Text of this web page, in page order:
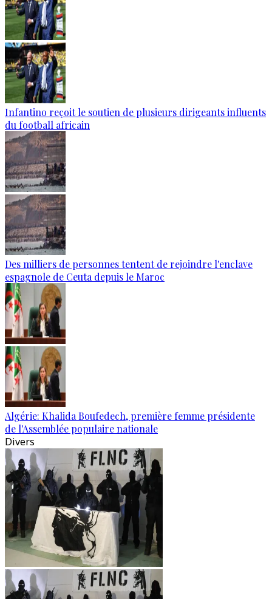
Infantino reçoit le soutien de plusieurs dirigeants influents
du football africain
Des milliers de personnes tentent de rejoindre l'enclave
espagnole de Ceuta depuis le Maroc
Algérie: Khalida Boufedech, première femme présidente
de l'Assemblée populaire nationale
Divers